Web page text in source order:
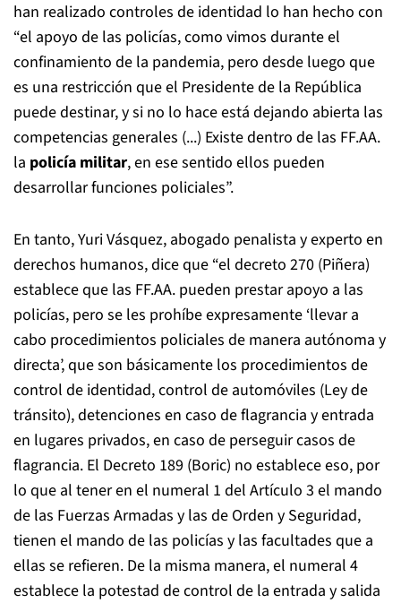
han realizado controles de identidad lo han hecho con
“el apoyo de las policías, como vimos durante el
confinamiento de la pandemia, pero desde luego que
es una restricción que el Presidente de la República
puede destinar, y si no lo hace está dejando abierta las
competencias generales (...) Existe dentro de las FF.AA.
la policía militar, en ese sentido ellos pueden
desarrollar funciones policiales”.
En tanto, Yuri Vásquez, abogado penalista y experto en
derechos humanos, dice que “el decreto 270 (Piñera)
establece que las FF.AA. pueden prestar apoyo a las
policías, pero se les prohíbe expresamente ‘llevar a
cabo procedimientos policiales de manera autónoma y
directa’, que son básicamente los procedimientos de
control de identidad, control de automóviles (Ley de
tránsito), detenciones en caso de flagrancia y entrada
en lugares privados, en caso de perseguir casos de
flagrancia. El Decreto 189 (Boric) no establece eso, por
lo que al tener en el numeral 1 del Artículo 3 el mando
de las Fuerzas Armadas y las de Orden y Seguridad,
tienen el mando de las policías y las facultades que a
ellas se refieren. De la misma manera, el numeral 4
establece la potestad de control de la entrada y salida